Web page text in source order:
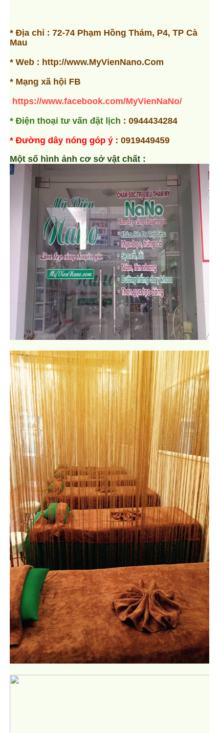
* Địa chỉ : 72-74 Phạm Hồng Thám, P4, TP Cà
Mau
* Web : http://www.MyVienNano.Com
* Mạng xã hội FB
https://www.facebook.com/MyVienNaNo/
* Điện thoại tư vấn đặt lịch : 0944434284
* Đường dây nóng góp ý : 0919449459
Một số hình ảnh cơ sở vật chất :